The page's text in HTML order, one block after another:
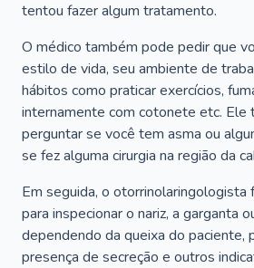
tentou fazer algum tratamento.
O médico também pode pedir que
estilo de vida, seu ambiente de
hábitos como praticar exercícios,
internamente com cotonete etc. Ele
perguntar se você tem asma ou
se fez alguma cirurgia na região da
Em seguida, o otorrinolaringologista
para inspecionar o nariz, a garganta
dependendo da queixa do paciente,
presença de secreção e outros